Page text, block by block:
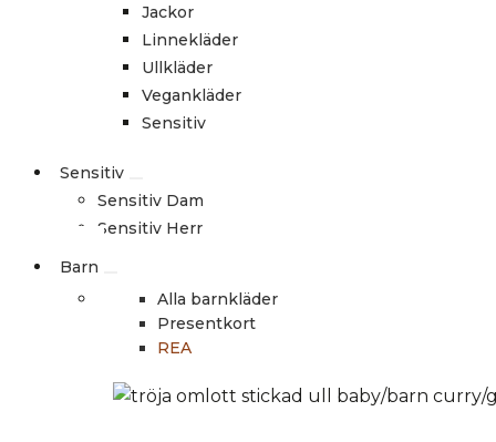
Jackor
Linnekläder
Ullkläder
Vegankläder
Sensitiv
Sensitiv
Sensitiv Dam
Sensitiv Herr
Barn
Alla barnkläder
Presentkort
REA